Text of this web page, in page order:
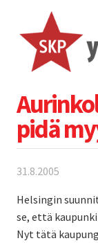
pidä
31.8.2005
Helsingin
se, että
Nyt tätä